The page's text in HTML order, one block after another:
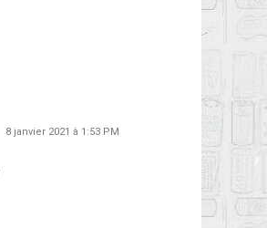
8 janvier 2021 à 1:53 PM